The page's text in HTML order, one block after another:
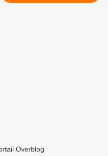
Overblog